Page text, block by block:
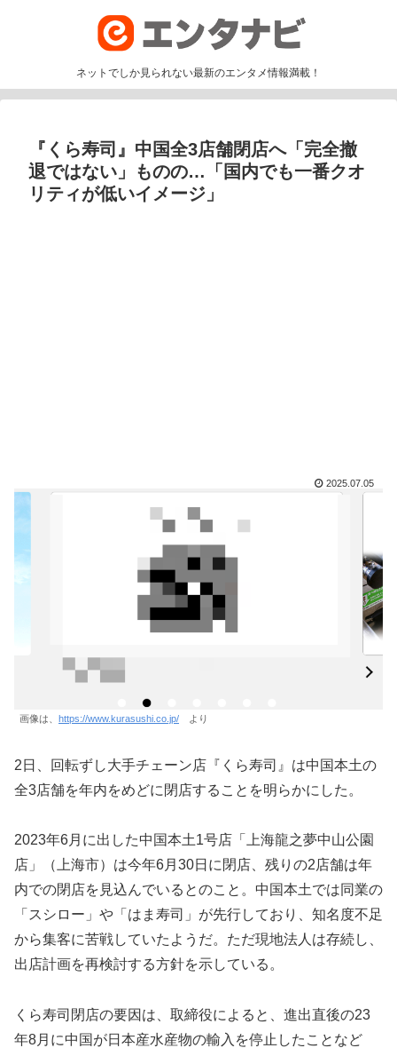
ネットでしか見られない最新のエンタメ情報満載！
『くら寿司』中国全3店舗閉店へ「完全撤
退ではない」ものの…「国内でも一番クオ
リティが低いイメージ」
2025.07.05
画像は、 https://www.kurasushi.co.jp/ より
2日、回転ずし大手チェーン店『くら寿司』は中国本土の
全3店舗を年内をめどに閉店することを明らかにした。
2023年6月に出した中国本土1号店「上海龍之夢中山公園
店」（上海市）は今年6月30日に閉店、残りの2店舗は年
内での閉店を見込んでいるとのこと。中国本土では同業の
「スシロー」や「はま寿司」が先行しており、知名度不足
から集客に苦戦していたようだ。ただ現地法人は存続し、
出店計画を再検討する方針を示している。
くら寿司閉店の要因は、取締役によると、進出直後の23
年8月に中国が日本産水産物の輸入を停止したことなど